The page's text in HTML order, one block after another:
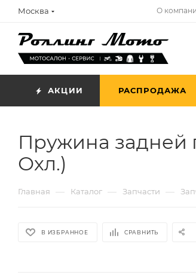
Москва О
АКЦИИ РАСПРОДАЖА
Пружина задней
Охл.)
Главная — Каталог — Запчасти —
В ИЗБРАННОЕ СРАВНИТЬ